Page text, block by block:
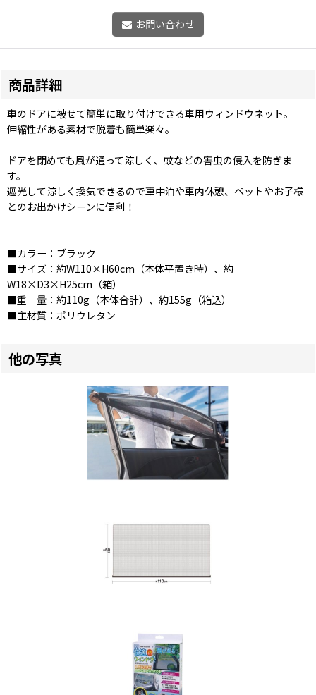
お問い合わせ
商品詳細
車のドアに被せて簡単に取り付けできる車用ウィンドウネット。
伸縮性がある素材で脱着も簡単楽々。
ドアを閉めても風が通って涼しく、蚊などの害虫の侵入を防ぎま
す。
遮光して涼しく換気できるので車中泊や車内休憩、ペットやお子様
とのお出かけシーンに便利！
■カラー：ブラック
■サイズ：約W110×H60cm（本体平置き時）、約
W18×D3×H25cm（箱）
■重 量：約110g（本体合計）、約155g（箱込）
■主材質：ポリウレタン
他の写真